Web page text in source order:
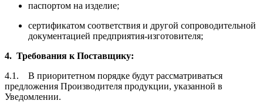
паспортом на изделие;
сертификатом соответствия и другой сопроводительной
документацией предприятия-изготовителя;
4. Требования к Поставщику:
4.1. В приоритетном порядке будут рассматриваться
предложения Производителя продукции, указанной в
Уведомлении.